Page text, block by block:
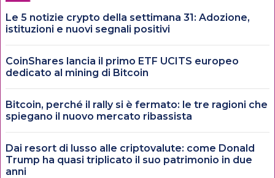
Le 5 notizie crypto della settimana 31: Adozione,
istituzioni e nuovi segnali positivi
CoinShares lancia il primo ETF UCITS europeo
dedicato al mining di Bitcoin
Bitcoin, perché il rally si è fermato: le tre ragioni che
spiegano il nuovo mercato ribassista
Dai resort di lusso alle criptovalute: come Donald
Trump ha quasi triplicato il suo patrimonio in due
anni